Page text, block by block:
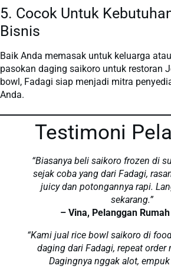
5. Cocok Untuk
Bisnis
Baik Anda memasak untuk keluarga
pasokan daging saikoro untuk restoran
bowl, Fadagi siap menjadi mitra
Anda.
Testimoni
“Biasanya beli saikoro frozen di
sejak coba yang dari Fadagi,
juicy dan potongannya rapi.
sekarang.”
– Vina, Pelanggan
“Kami jual rice bowl saikoro di
daging dari Fadagi, repeat order
Dagingnya nggak alot, empuk